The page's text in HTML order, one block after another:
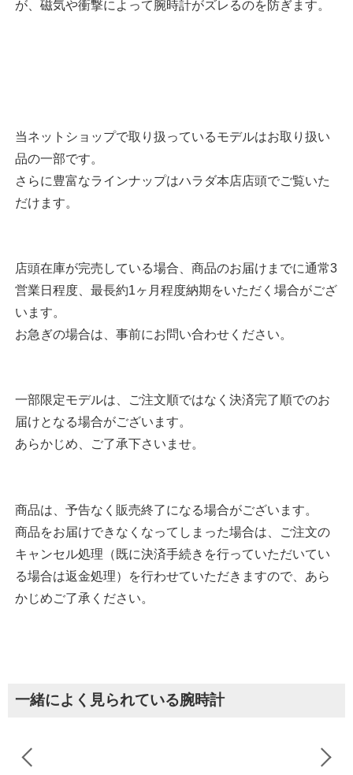
が、磁気や衝撃によって腕時計がズレるのを防ぎます。
当ネットショップで取り扱っているモデルはお取り扱い
品の一部です。
さらに豊富なラインナップはハラダ本店店頭でご覧いた
だけます。
店頭在庫が完売している場合、商品のお届けまでに通常3
営業日程度、最長約1ヶ月程度納期をいただく場合がござ
います。
お急ぎの場合は、事前にお問い合わせください。
一部限定モデルは、ご注文順ではなく決済完了順でのお
届けとなる場合がございます。
あらかじめ、ご了承下さいませ。
商品は、予告なく販売終了になる場合がございます。
商品をお届けできなくなってしまった場合は、ご注文の
キャンセル処理（既に決済手続きを行っていただいてい
る場合は返金処理）を行わせていただきますので、あら
かじめご了承ください。
一緒によく見られている腕時計